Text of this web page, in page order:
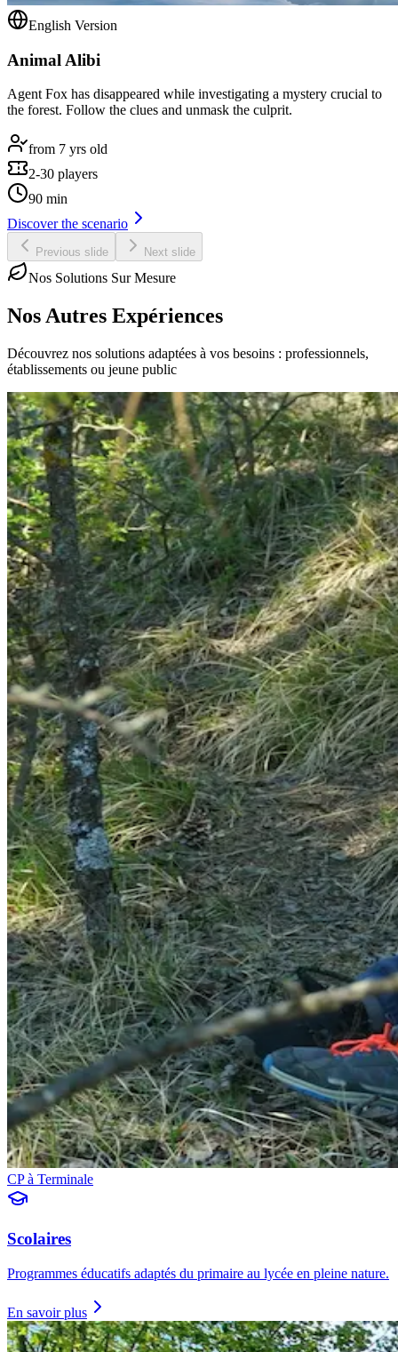
English Version
Animal Alibi
Agent Fox has disappeared while investigating a mystery crucial to
the forest. Follow the clues and unmask the culprit.
from 7 yrs old
2-30 players
90 min
Discover the scenario
Previous slide Next slide
Nos Solutions Sur Mesure
Nos Autres Expériences
Découvrez nos solutions adaptées à vos besoins : professionnels,
établissements ou jeune public
CP à Terminale
Scolaires
Programmes éducatifs adaptés du primaire au lycée en pleine nature.
En savoir plus